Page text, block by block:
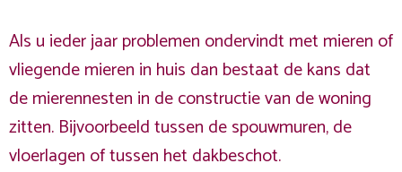
Als u ieder jaar problemen ondervindt met mieren of
vliegende mieren in huis dan bestaat de kans dat
de mierennesten in de constructie van de woning
zitten. Bijvoorbeeld tussen de spouwmuren, de
vloerlagen of tussen het dakbeschot.